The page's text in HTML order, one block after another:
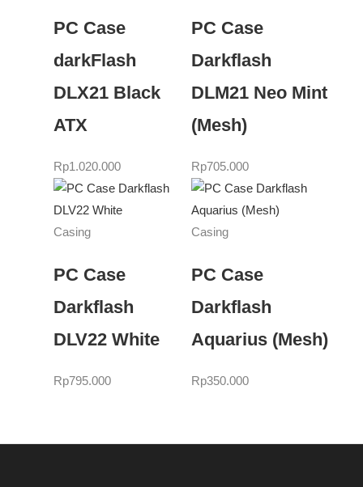
PC Case
darkFlash
DLX21 Black
ATX
Rp1.020.000
PC Case
Darkflash
DLM21 Neo Mint
(Mesh)
Rp705.000
Casing
PC Case
Darkflash
DLV22 White
Rp795.000
Casing
PC Case
Darkflash
Aquarius (Mesh)
Rp350.000